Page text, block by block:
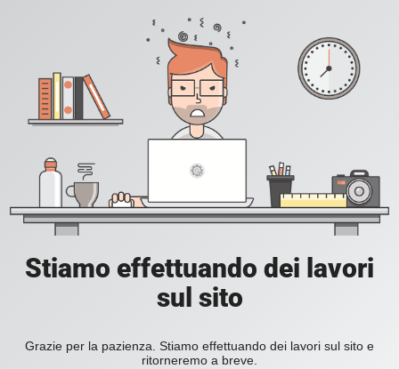
Stiamo effettuando dei lavori
sul sito
Grazie per la pazienza. Stiamo effettuando dei lavori sul sito e
ritorneremo a breve.